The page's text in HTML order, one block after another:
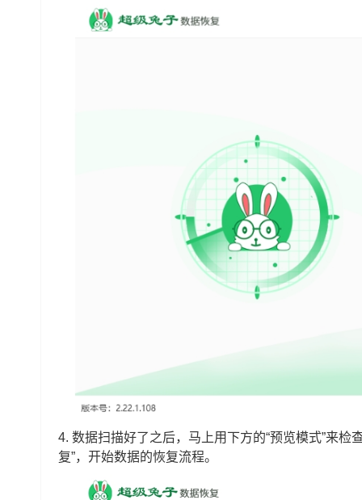
4. 数据扫描好了之后，马上用下方的“预览模式”来
复”，开始数据的恢复流程。